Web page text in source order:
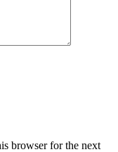
browser for the next